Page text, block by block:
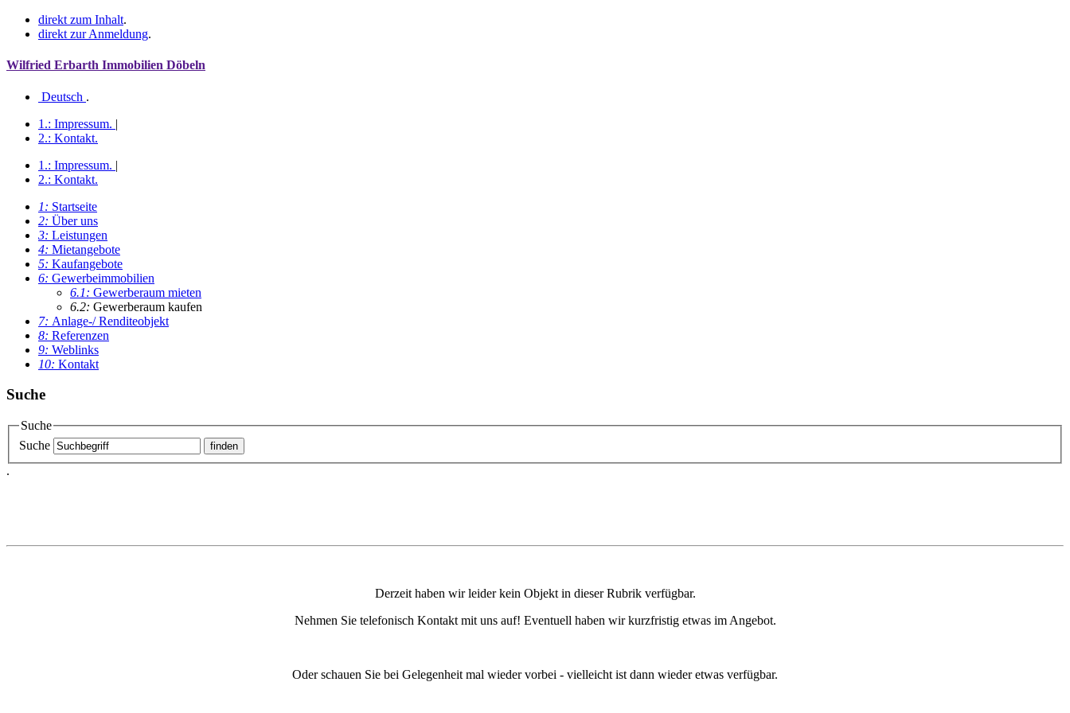
direkt zum Inhalt.
direkt zur Anmeldung.
Wilfried Erbarth Immobilien Döbeln
Deutsch .
1.: Impressum. |
2.: Kontakt.
1.: Impressum. |
2.: Kontakt.
1: Startseite
2: Über uns
3: Leistungen
4: Mietangebote
5: Kaufangebote
6: Gewerbeimmobilien
6.1: Gewerberaum mieten
6.2: Gewerberaum kaufen
7: Anlage-/ Renditeobjekt
8: Referenzen
9: Weblinks
10: Kontakt
Suche
Suche
Suche
.
Derzeit haben wir leider kein Objekt in dieser Rubrik verfügbar.
Nehmen Sie telefonisch Kontakt mit uns auf! Eventuell haben wir kurzfristig etwas im Angebot.
Oder schauen Sie bei Gelegenheit mal wieder vorbei - vielleicht ist dann wieder etwas verfügbar.